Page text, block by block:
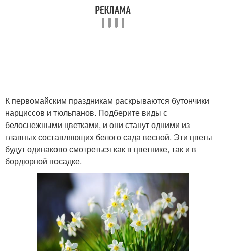
К первомайским праздникам раскрываются бутончики
нарциссов и тюльпанов. Подберите виды с
белоснежными цветками, и они станут одними из
главных составляющих белого сада весной. Эти цветы
будут одинаково смотреться как в цветнике, так и в
бордюрной посадке.